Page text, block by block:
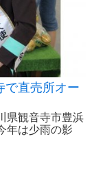
直売所オー
県観音寺市豊浜
年は少雨の影